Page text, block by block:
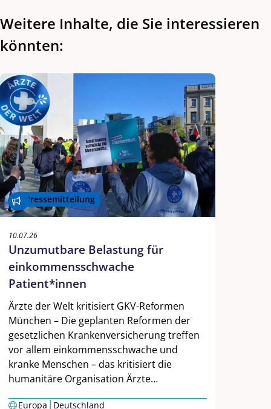
Weitere Inhalte, die Sie interessieren
könnten:
Pressemitteilung
10.07.26
Unzumutbare Belastung für
einkommensschwache
Patient*innen
Ärzte der Welt kritisiert GKV-Reformen
München – Die geplanten Reformen der
gesetzlichen Krankenversicherung treffen
vor allem einkommensschwache und
kranke Menschen – das kritisiert die
humanitäre Organisation Ärzte…
Europa|Deutschland